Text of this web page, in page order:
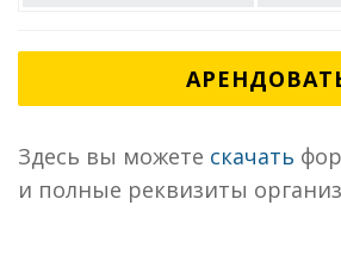
Здесь вы можете скачать
и полные реквизиты